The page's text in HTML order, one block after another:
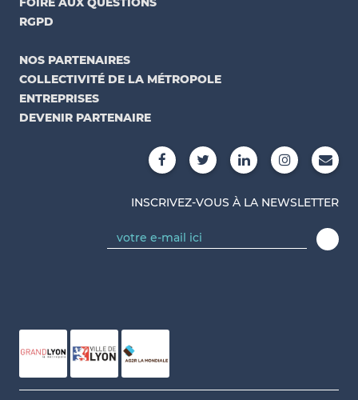
RGPD
NOS PARTENAIRES
COLLECTIVITÉ DE LA MÉTROPOLE
ENTREPRISES
DEVENIR PARTENAIRE
INSCRIVEZ-VOUS À LA NEWSLETTER